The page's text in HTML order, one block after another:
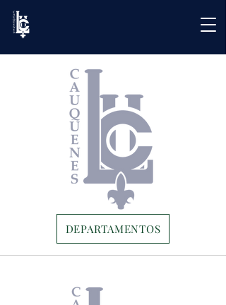
DEPARTAMENTOS